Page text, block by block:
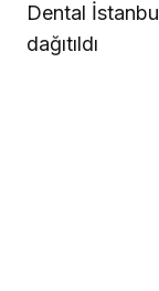
Dental
dağıtıldı